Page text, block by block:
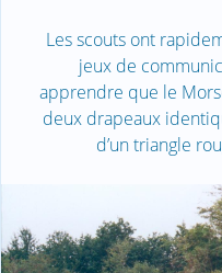
Les scouts ont
jeux de
apprendre que le
deux drapeaux
d’un triangle